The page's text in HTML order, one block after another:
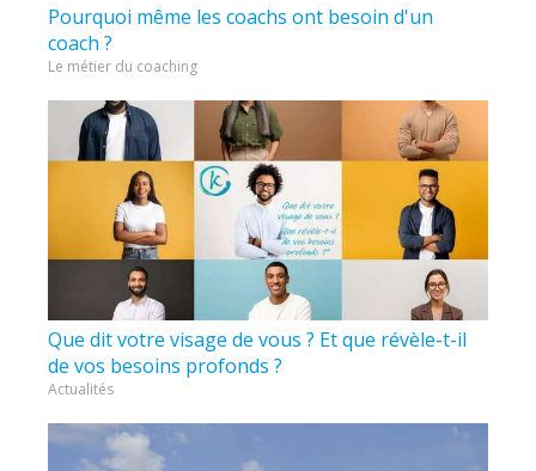
Pourquoi même les coachs ont besoin d'un
coach ?
Le métier du coaching
Que dit votre visage de vous ? Et que révèle-t-il
de vos besoins profonds ?
Actualités